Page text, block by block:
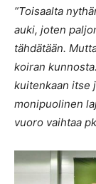
”Toisaalta
auki, joten
tähdätään.
koiran
kuitenkaan itse
monipuolinen
vuoro vaihtaa